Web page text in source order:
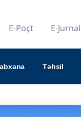
E-Poçt E-Jurnal
Təhsil